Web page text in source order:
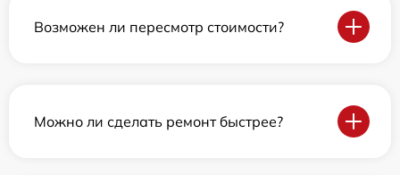
Возможен ли пересмотр стоимости?
Можно ли сделать ремонт быстрее?